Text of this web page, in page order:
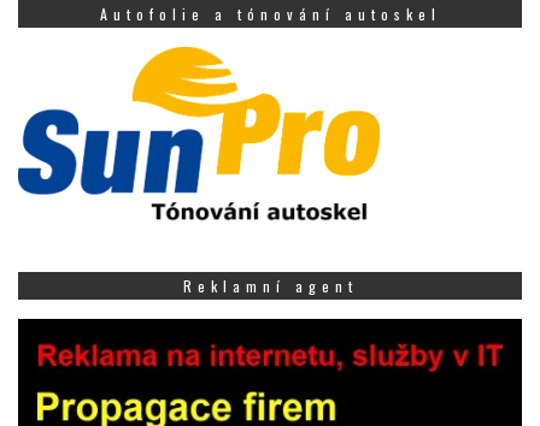
Autofolie a tónování autoskel
Reklamní agent